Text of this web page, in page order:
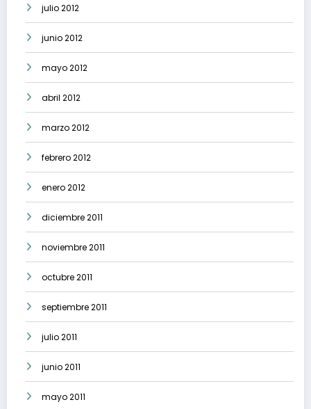
julio 2012
junio 2012
mayo 2012
abril 2012
marzo 2012
febrero 2012
enero 2012
diciembre 2011
noviembre 2011
octubre 2011
septiembre 2011
julio 2011
junio 2011
mayo 2011